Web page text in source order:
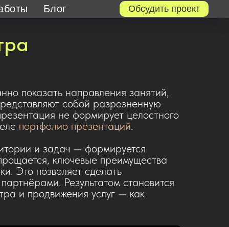
Блог Обсудить проект
показать направления занятий,
собой разрозненную
не формирует целостного
портфолио презентаций.
и задач — формируется
ключевые преимущества
Это позволяет сделать
Результатом становится
и продвижения услуг — как